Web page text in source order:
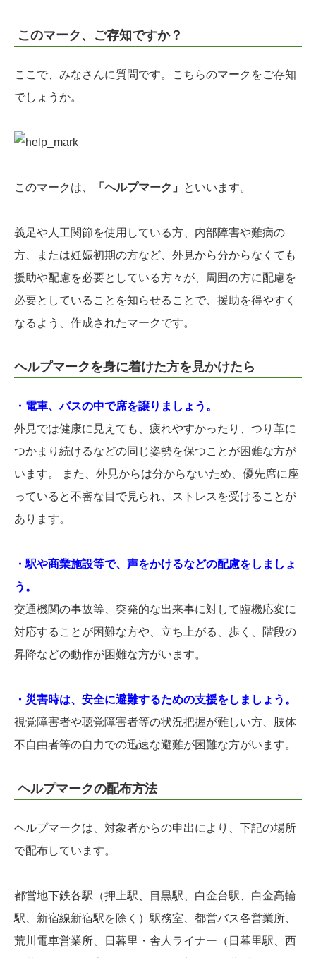
このマーク、ご存知ですか？
ここで、みなさんに質問です。こちらのマークをご存知
でしょうか。
このマークは、 「ヘルプマーク」 といいます。
義足や人工関節を使用している方、内部障害や難病の
方、または妊娠初期の方など、外見から分からなくても
援助や配慮を必要としている方々が、周囲の方に配慮を
必要としていることを知らせることで、援助を得やすく
なるよう、作成されたマークです。
ヘルプマークを身に着けた方を見かけたら
・電車、バスの中で席を譲りましょう。
外見では健康に見えても、疲れやすかったり、つり革に
つかまり続けるなどの同じ姿勢を保つことが困難な方が
います。 また、外見からは分からないため、優先席に座
っていると不審な目で見られ、ストレスを受けることが
あります。
・駅や商業施設等で、声をかけるなどの配慮をしましょ
う。
交通機関の事故等、突発的な出来事に対して臨機応変に
対応することが困難な方や、立ち上がる、歩く、階段の
昇降などの動作が困難な方がいます。
・災害時は、安全に避難するための支援をしましょう。
視覚障害者や聴覚障害者等の状況把握が難しい方、肢体
不自由者等の自力での迅速な避難が困難な方がいます。
ヘルプマークの配布方法
ヘルプマークは、対象者からの申出により、下記の場所
で配布しています。
都営地下鉄各駅（押上駅、目黒駅、白金台駅、白金高輪
駅、新宿線新宿駅を除く）駅務室、都営バス各営業所、
荒川電車営業所、日暮里・舎人ライナー（日暮里駅、西